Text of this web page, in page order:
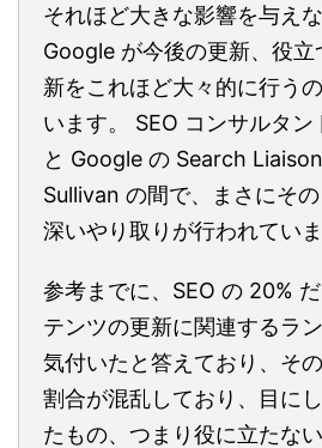
それほど大きな影響を与え
Google が今後の更新、役立
新をこれほど大々的に行う
います。 SEO コンサルタ
と Google の Search
Sullivan の間で、まさにそ
深いやり取りが行われていま
参考までに、SEO の 20%
テンツの更新に関連するラ
気付いたと答えており、そ
割合が混乱しており、目に
たもの、つまり役に立たな